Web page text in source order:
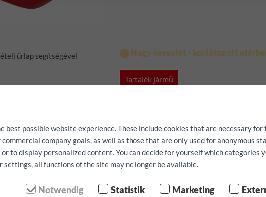
űrlap segítségével ⬤ Nagy kereslet - korlátozott
Tartalék jármű
best possible website experience. These include cookies that are necessary
company goals, as well as those that are only used for anonymous
to display personalized content. You can decide for yourself which categories
settings, all functions of the site may no longer be available.
Notwendig Statistik Marketing